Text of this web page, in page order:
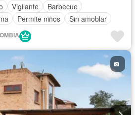
Vigilante
Barbecue
Permite niños Sin amoblar